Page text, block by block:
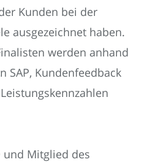
Kunden bei der
ausgezeichnet haben.
werden anhand
SAP, Kundenfeedback
und Mitglied des